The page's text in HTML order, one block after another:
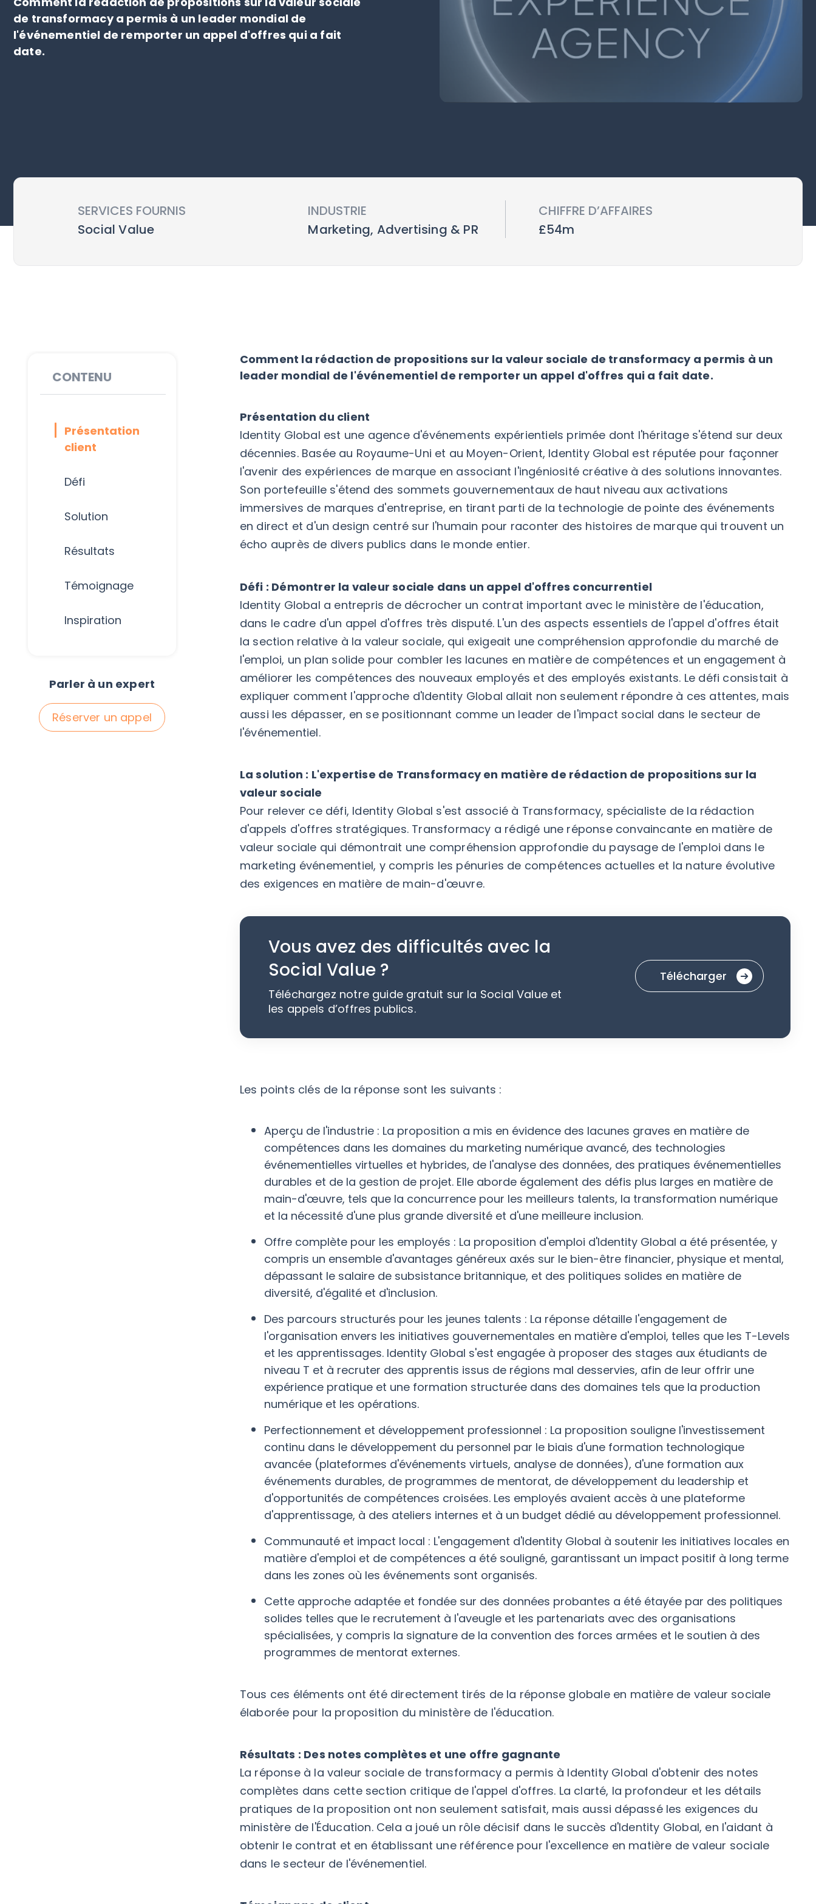
de transformacy a permis à un leader mondial de
l'événementiel de remporter un appel d'offres qui a fait
date.
SERVICES FOURNIS
Social Value
INDUSTRIE
Marketing, Advertising & PR
CHIFFRE D’AFFAIRES
£54m
CONTENU
Présentation
client
Défi
Solution
Résultats
Témoignage
Inspiration
Parler à un expert
Réserver un appel
Comment la rédaction de propositions sur la valeur sociale de transformacy a permis à un
leader mondial de l'événementiel de remporter un appel d'offres qui a fait date.
Présentation du client
Identity Global est une agence d'événements expérientiels primée dont l'héritage s'étend sur deux
décennies. Basée au Royaume-Uni et au Moyen-Orient, Identity Global est réputée pour façonner
l'avenir des expériences de marque en associant l'ingéniosité créative à des solutions innovantes.
Son portefeuille s'étend des sommets gouvernementaux de haut niveau aux activations
immersives de marques d'entreprise, en tirant parti de la technologie de pointe des événements
en direct et d'un design centré sur l'humain pour raconter des histoires de marque qui trouvent un
écho auprès de divers publics dans le monde entier.
Défi : Démontrer la valeur sociale dans un appel d'offres concurrentiel
Identity Global a entrepris de décrocher un contrat important avec le ministère de l'éducation,
dans le cadre d'un appel d'offres très disputé. L'un des aspects essentiels de l'appel d'offres était
la section relative à la valeur sociale, qui exigeait une compréhension approfondie du marché de
l'emploi, un plan solide pour combler les lacunes en matière de compétences et un engagement à
améliorer les compétences des nouveaux employés et des employés existants. Le défi consistait à
expliquer comment l'approche d'Identity Global allait non seulement répondre à ces attentes, mais
aussi les dépasser, en se positionnant comme un leader de l'impact social dans le secteur de
l'événementiel.
La solution : L'expertise de Transformacy en matière de rédaction de propositions sur la
valeur sociale
Pour relever ce défi, Identity Global s'est associé à Transformacy, spécialiste de la rédaction
d'appels d'offres stratégiques. Transformacy a rédigé une réponse convaincante en matière de
valeur sociale qui démontrait une compréhension approfondie du paysage de l'emploi dans le
marketing événementiel, y compris les pénuries de compétences actuelles et la nature évolutive
des exigences en matière de main-d'œuvre.
Vous avez des difficultés avec la
Social Value ?
Téléchargez notre guide gratuit sur la Social Value et
les appels d’offres publics.
Télécharger
Les points clés de la réponse sont les suivants :
Aperçu de l'industrie : La proposition a mis en évidence des lacunes graves en matière de
compétences dans les domaines du marketing numérique avancé, des technologies
événementielles virtuelles et hybrides, de l'analyse des données, des pratiques événementielles
durables et de la gestion de projet. Elle aborde également des défis plus larges en matière de
main-d'œuvre, tels que la concurrence pour les meilleurs talents, la transformation numérique
et la nécessité d'une plus grande diversité et d'une meilleure inclusion.
Offre complète pour les employés : La proposition d'emploi d'Identity Global a été présentée, y
compris un ensemble d'avantages généreux axés sur le bien-être financier, physique et mental,
dépassant le salaire de subsistance britannique, et des politiques solides en matière de
diversité, d'égalité et d'inclusion.
Des parcours structurés pour les jeunes talents : La réponse détaille l'engagement de
l'organisation envers les initiatives gouvernementales en matière d'emploi, telles que les T-Levels
et les apprentissages. Identity Global s'est engagée à proposer des stages aux étudiants de
niveau T et à recruter des apprentis issus de régions mal desservies, afin de leur offrir une
expérience pratique et une formation structurée dans des domaines tels que la production
numérique et les opérations.
Perfectionnement et développement professionnel : La proposition souligne l'investissement
continu dans le développement du personnel par le biais d'une formation technologique
avancée (plateformes d'événements virtuels, analyse de données), d'une formation aux
événements durables, de programmes de mentorat, de développement du leadership et
d'opportunités de compétences croisées. Les employés avaient accès à une plateforme
d'apprentissage, à des ateliers internes et à un budget dédié au développement professionnel.
Communauté et impact local : L'engagement d'Identity Global à soutenir les initiatives locales en
matière d'emploi et de compétences a été souligné, garantissant un impact positif à long terme
dans les zones où les événements sont organisés.
Cette approche adaptée et fondée sur des données probantes a été étayée par des politiques
solides telles que le recrutement à l'aveugle et les partenariats avec des organisations
spécialisées, y compris la signature de la convention des forces armées et le soutien à des
programmes de mentorat externes.
Tous ces éléments ont été directement tirés de la réponse globale en matière de valeur sociale
élaborée pour la proposition du ministère de l'éducation.
Résultats : Des notes complètes et une offre gagnante
La réponse à la valeur sociale de transformacy a permis à Identity Global d'obtenir des notes
complètes dans cette section critique de l'appel d'offres. La clarté, la profondeur et les détails
pratiques de la proposition ont non seulement satisfait, mais aussi dépassé les exigences du
ministère de l'Éducation. Cela a joué un rôle décisif dans le succès d'Identity Global, en l'aidant à
obtenir le contrat et en établissant une référence pour l'excellence en matière de valeur sociale
dans le secteur de l'événementiel.